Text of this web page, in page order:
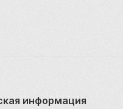
информация